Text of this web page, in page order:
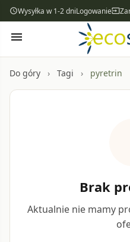
access_timeWysyłka w 1-2 dniLogowanieinput
menu
Do góry Tagi pyretrin
Brak
Aktualnie nie mamy